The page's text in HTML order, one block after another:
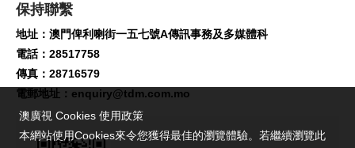
保持聯繫
地址：澳門俾利喇街一五七號A傳訊事務及多媒體科
電話：28517758
傳真：28716579
電郵地址： enquiry@tdm.com.mo
澳廣視 Cookies 使用政策
本網站使用Cookies來令您獲得最佳的瀏覽體驗。若繼續瀏覽此